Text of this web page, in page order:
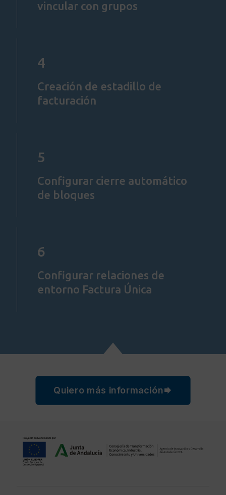
vincular con grupos
4
Creación de estadillo de
facturación
5
Configurar cierre automático
de bloques
6
Configurar relaciones de
entorno Factura Única
Quiero más información